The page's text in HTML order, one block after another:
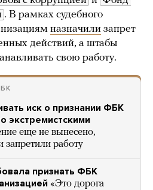
. В рамках судебного
назначили запрет
действий, а штабы
свою работу.
иск о признании ФБК
экстремистскими
еще не вынесено,
работу
признать ФБК
«Это дорога